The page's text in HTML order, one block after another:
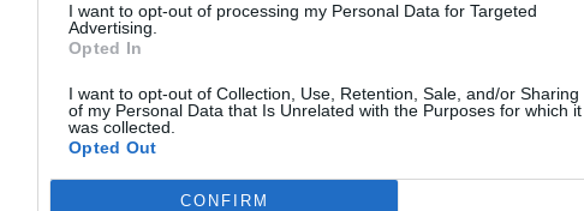
I want to opt-out of processing my Personal Data for Targeted
Advertising.
Opted In
I want to opt-out of Collection, Use, Retention, Sale, and/or Sharing
of my Personal Data that Is Unrelated with the Purposes for which it
was collected.
Opted Out
CONFIRM